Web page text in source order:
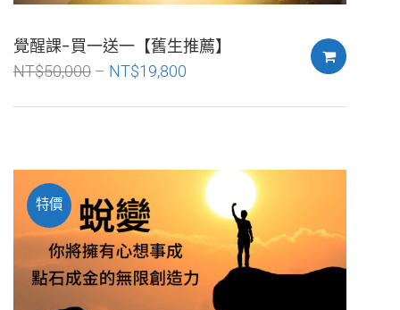
覺醒課-買一送一【舊生推薦】
NT$50,000 NT$19,800
特價